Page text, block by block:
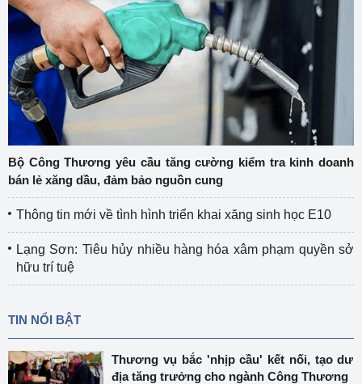
Bộ Công Thương yêu cầu tăng cường kiểm tra kinh doanh
bán lẻ xăng dầu, đảm bảo nguồn cung
Thông tin mới về tình hình triển khai xăng sinh học E10
Lạng Sơn: Tiêu hủy nhiều hàng hóa xâm phạm quyền sở
hữu trí tuệ
TIN NỔI BẬT
Thương vụ bắc 'nhịp cầu' kết nối, tạo dư
địa tăng trưởng cho ngành Công Thương